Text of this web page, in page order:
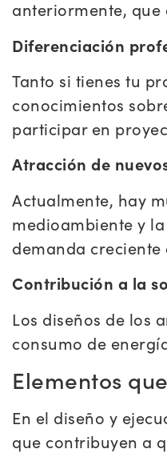
anteriormente, que
Diferenciación
Tanto si tienes tu
conocimientos
participar en
Atracción de
Actualmente, hay
medioambiente y
demanda creciente
Contribución a la
Los diseños de los
consumo de
Elementos
En el diseño y
que contribuyen a